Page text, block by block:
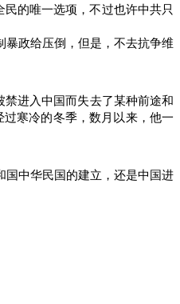
的唯一选项，不过也许中共只
政给压倒，但是，不去抗争维
进入中国而失去了某种前途和
寒冷的冬季，数月以来，他一
国中华民国的建立，还是中国进